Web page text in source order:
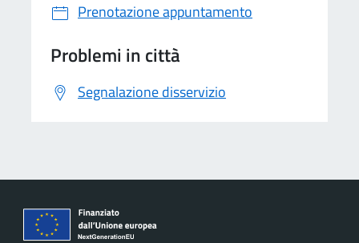
Prenotazione appuntamento
Problemi in città
Segnalazione disservizio